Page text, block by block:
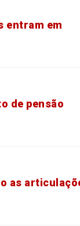
entram em
de pensão
as